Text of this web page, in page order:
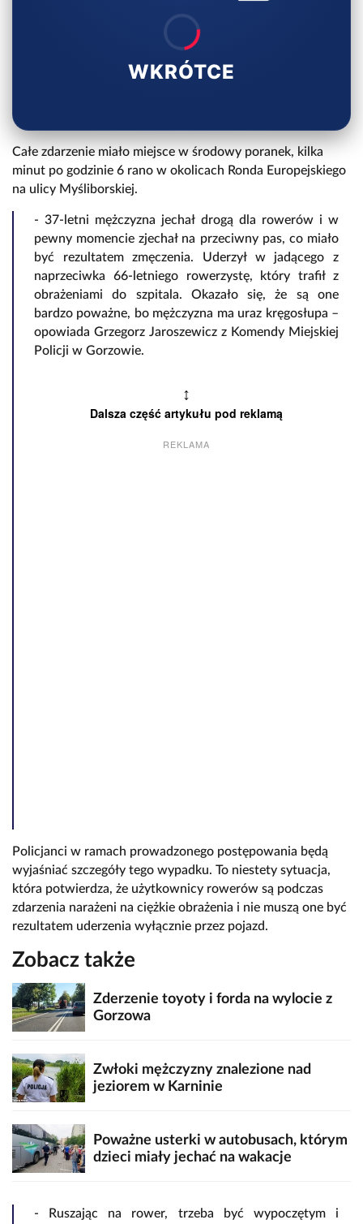
WKRÓTCE
Całe zdarzenie miało miejsce w środowy poranek, kilka
minut po godzinie 6 rano w okolicach Ronda Europejskiego
na ulicy Myśliborskiej.
- 37-letni mężczyzna jechał drogą dla rowerów i w
pewny momencie zjechał na przeciwny pas, co miało
być rezultatem zmęczenia. Uderzył w jadącego z
naprzeciwka 66-letniego rowerzystę, który trafił z
obrażeniami do szpitala. Okazało się, że są one
bardzo poważne, bo mężczyzna ma uraz kręgosłupa –
opowiada Grzegorz Jaroszewicz z Komendy Miejskiej
Policji w Gorzowie.
↕
Dalsza część artykułu pod reklamą
REKLAMA
Policjanci w ramach prowadzonego postępowania będą
wyjaśniać szczegóły tego wypadku. To niestety sytuacja,
która potwierdza, że użytkownicy rowerów są podczas
zdarzenia narażeni na ciężkie obrażenia i nie muszą one być
rezultatem uderzenia wyłącznie przez pojazd.
Zobacz także
Zderzenie toyoty i forda na wylocie z
Gorzowa
Zwłoki mężczyzny znalezione nad
jeziorem w Karninie
Poważne usterki w autobusach, którym
dzieci miały jechać na wakacje
- Ruszając na rower, trzeba być wypoczętym i